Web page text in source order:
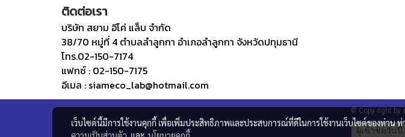
ติดต่อเรา
บริษัท สยาม อีโค่ แล็บ จำกัด
38/70 หมู่ที่ 4 ตำบลลำลูกกา อำเภอลำลูกกา จังหวัดปทุมธานี
โทร.02-150-7174
แฟกซ์ : 02-150-7175
อีเมล : siameco_lab@hotmail.com
© Copy right by
ผู้เข้าชมวันนี้
เว็บไซต์นี้มีการใช้งานคุกกี้ เพื่อเพิ่มประสิทธิภาพและประสบการณ์ที่ดีในการใช้งานเว็บไซต์ของท่าน